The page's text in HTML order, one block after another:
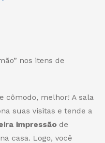
nos itens de
cômodo, melhor! A sala
suas visitas e tende a
impressão de
casa. Logo, você